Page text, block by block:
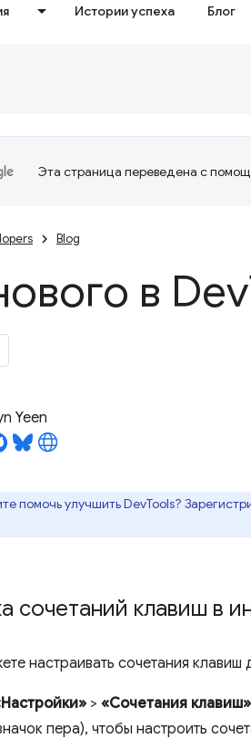
Истории успеха Блог
Эта страница переведена с
Blog
в Dev
Yeen
помочь улучшить DevTools?
сочетаний клавиш в
настраивать сочетания
> «Сочетания клавиш»
пера), чтобы настроить